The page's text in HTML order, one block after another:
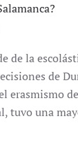
de la
de
tuvo una